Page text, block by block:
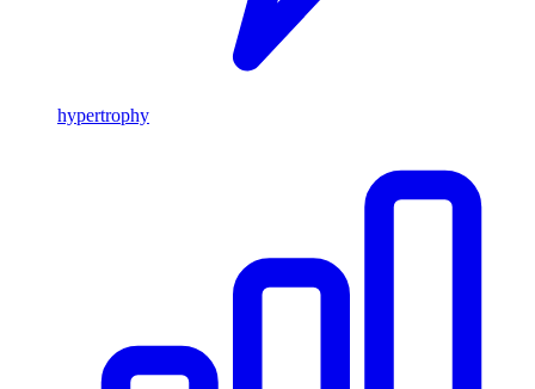
hypertrophy